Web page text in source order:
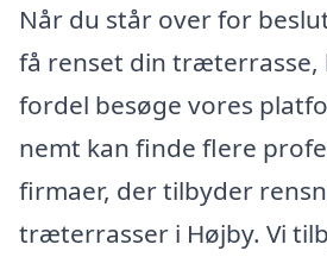
Når du står over for
få renset din træterrasse,
fordel besøge vores
nemt kan finde flere
firmaer, der tilbyder
træterrasser i Højby. Vi